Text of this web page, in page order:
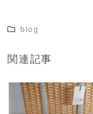
blog
関連記事